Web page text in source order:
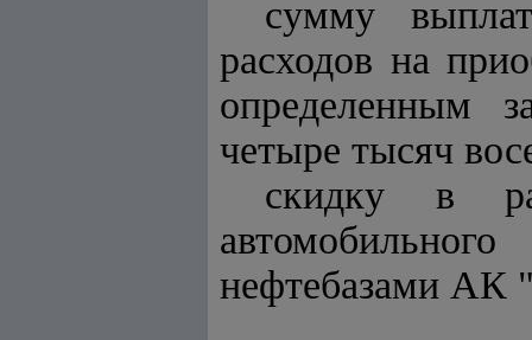
сумму
расходов на
определенным
четыре тысяч
скидку в
нефтебазами АК